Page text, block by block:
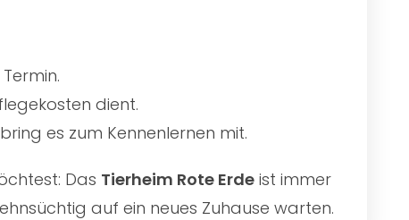
dient.
es zum Kennenlernen mit.
Das Tierheim Rote Erde ist immer
auf ein neues Zuhause warten.